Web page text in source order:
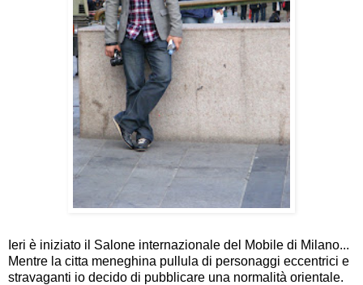
Ieri è iniziato il Salone internazionale del Mobile di Milano...
Mentre la citta meneghina pullula di personaggi eccentrici e
stravaganti io decido di pubblicare una normalità orientale.